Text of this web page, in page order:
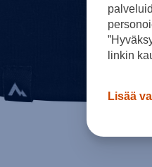
linkin
Lisää